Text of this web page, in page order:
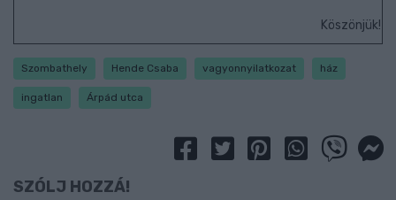
Köszönjük!
Szombathely Hende Csaba vagyonnyilatkozat ház
ingatlan Árpád utca
SZÓLJ HOZZÁ!